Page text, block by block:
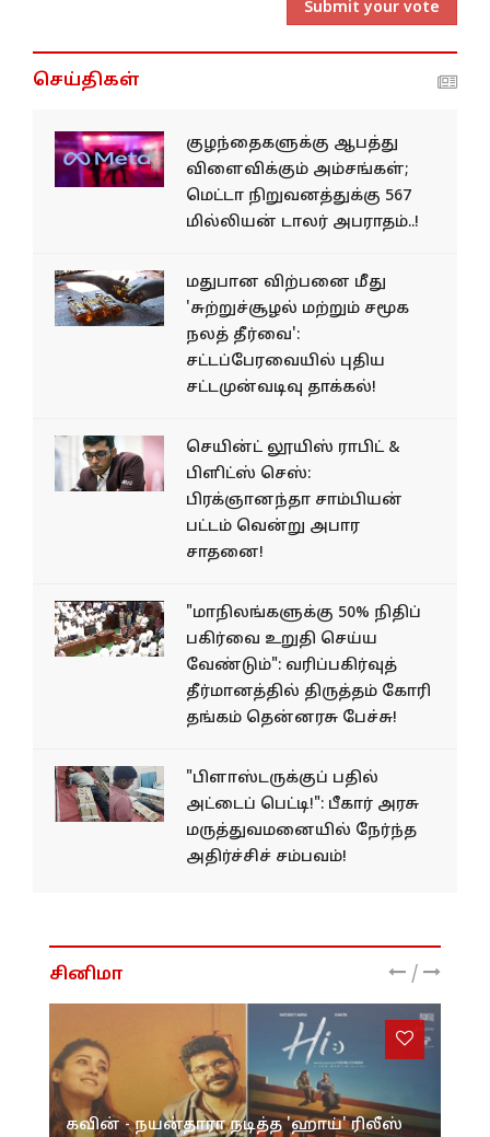
Submit your vote
செய்திகள்
குழந்தைகளுக்கு ஆபத்து
விளைவிக்கும் அம்சங்கள்;
மெட்டா நிறுவனத்துக்கு 567
மில்லியன் டாலர் அபராதம்..!
மதுபான விற்பனை மீது
'சுற்றுச்சூழல் மற்றும் சமூக
நலத் தீர்வை':
சட்டப்பேரவையில் புதிய
சட்டமுன்வடிவு தாக்கல்!
செயின்ட் லூயிஸ் ராபிட் &
பிளிட்ஸ் செஸ்:
பிரக்ஞானந்தா சாம்பியன்
பட்டம் வென்று அபார
சாதனை!
"மாநிலங்களுக்கு 50% நிதிப்
பகிர்வை உறுதி செய்ய
வேண்டும்": வரிப்பகிர்வுத்
தீர்மானத்தில் திருத்தம் கோரி
தங்கம் தென்னரசு பேச்சு!
"பிளாஸ்டருக்குப் பதில்
அட்டைப் பெட்டி!": பீகார் அரசு
மருத்துவமனையில் நேர்ந்த
அதிர்ச்சிச் சம்பவம்!
சினிமா /
கவின் - நயன்தாரா நடித்த 'ஹாய்' ரிலீஸ்